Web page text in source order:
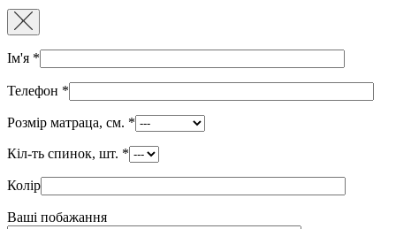
Ім'я *
Телефон *
Розмір матраца, см. *
Кіл-ть спинок, шт. *
Колір
Ваші побажання